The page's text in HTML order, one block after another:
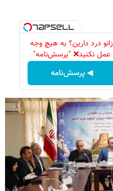
زانو درد دارین؟ به هیچ وجه
عمل نکنید❌ "پرسش‌نامه"
◀ پرسش‌نامه